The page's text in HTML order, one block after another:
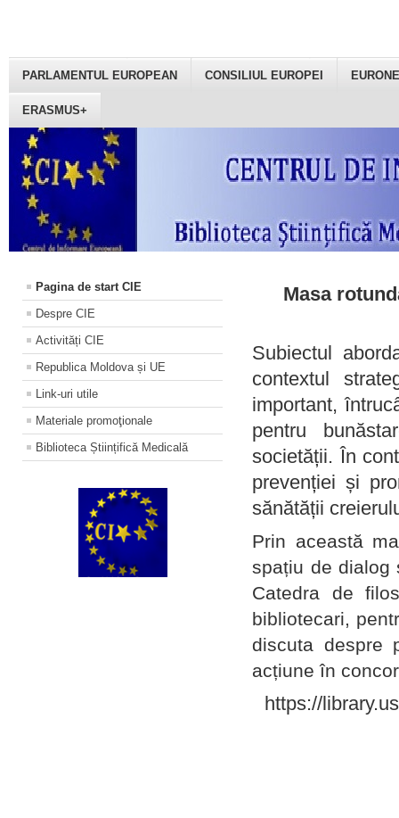
PARLAMENTUL EUROPEAN CONSILIUL EUROPEI
ERASMUS+
Pagina de start CIE
Despre CIE
Activități CIE
Republica Moldova și UE
Link-uri utile
Materiale promoţionale
Biblioteca Științifică Medicală
Masa
Subiectul
contextul
important,
pentru
societății. În
prevenției și
sănătății
Prin această
spațiu de dialog
Catedra de
bibliotecari,
discuta despre
acțiune în
https://